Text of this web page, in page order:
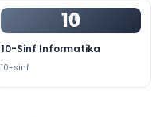
10
PDF
10-Sinf Informatika
10-sinf